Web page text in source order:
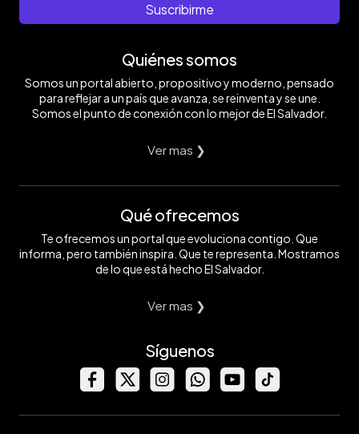
Suscribirme
Quiénes somos
Somos un portal abierto, propositivo y moderno, pensado
para reflejar a un país que avanza, se reinventa y se une.
Somos el punto de conexión con lo mejor de El Salvador.
Ver mas ❯
Qué ofrecemos
Te ofrecemos un portal que evoluciona contigo. Que
informa, pero también inspira. Que te representa. Mostramos
de lo que está hecho El Salvador.
Ver mas ❯
Síguenos